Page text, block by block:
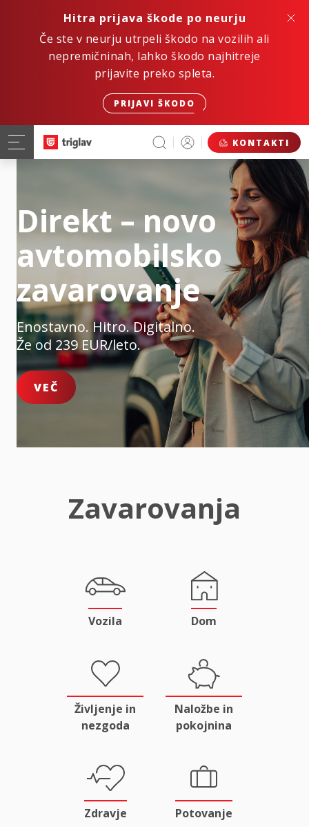
Hitra prijava škode po neurju
Če ste v neurju utrpeli škodo na vozilih ali
nepremičninah, lahko škodo najhitreje
prijavite preko spleta.
PRIJAVI ŠKODO
KONTAKTI
Direkt – novo
avtomobilsko
zavarovanje
Enostavno. Hitro. Digitalno.
Že od 239 EUR/leto.
VEČ
Zavarovanja
Vozila Dom
Življenje in
nezgoda
Naložbe in
pokojnina
Zdravje Potovanje